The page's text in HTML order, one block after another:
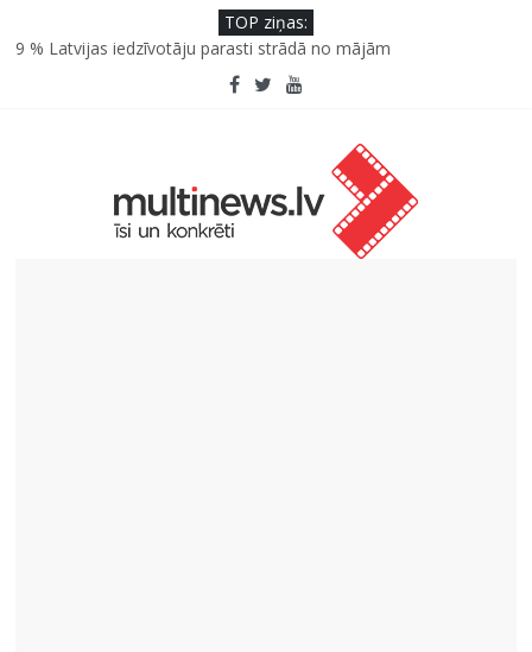
TOP ziņas:
9 % Latvijas iedzīvotāju parasti strādā no mājām
Septiņas profesijas, kas izturēs mākslīgā intelekta laikmetu
Kāpēc padomju militāro mantojumu ir svarīgi izprast arī šodien
Kad bērns atsakās no dārzeņiem: padomi un receptes, kas var
SPF rokasgrāmata ikdienai un atvaļinājumu laikam – konsultē